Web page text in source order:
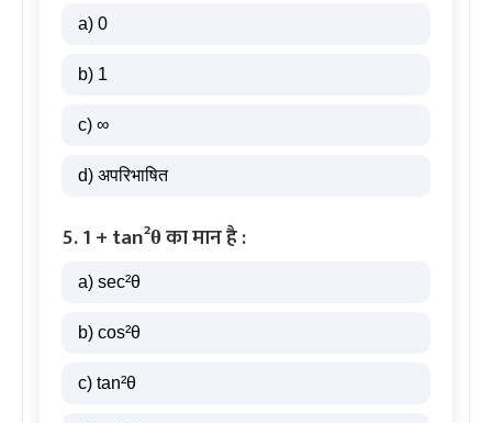
a) 0
b) 1
c) ∞
d) अपरिभाषित
5. 1 + tan²θ का मान है :
a) sec²θ
b) cos²θ
c) tan²θ